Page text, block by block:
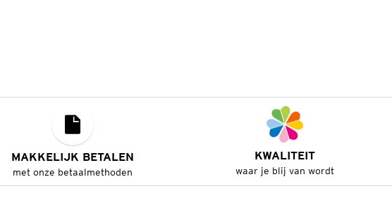
MAKKELIJK BETALEN
met onze betaalmethoden
KWALITEIT
waar je blij van wordt